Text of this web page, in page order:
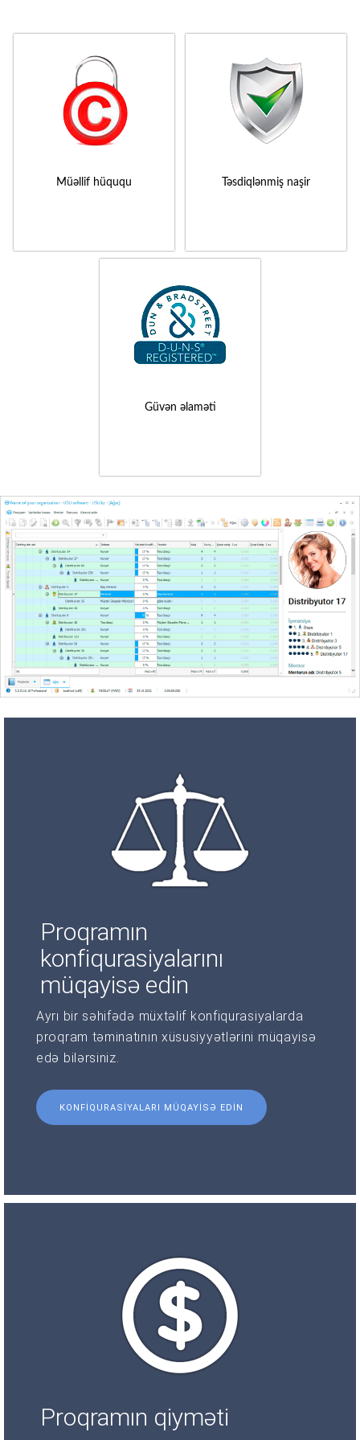
Müəllif hüququ Təsdiqlənmiş naşir
Güvən əlaməti
Proqramın
konfiqurasiyalarını
müqayisə edin
Ayrı bir səhifədə müxtəlif konfiqurasiyalarda
proqram təminatının xüsusiyyətlərini müqayisə
edə bilərsiniz.
KONFIQURASIYALARI MÜQAYISƏ EDIN
Proqramın qiyməti